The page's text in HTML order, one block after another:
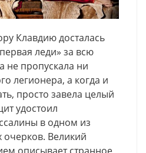
Клавдию досталась
леди» за всю
не пропускала ни
легионера, а когда и
просто завела целый
удостоил
в одном из
очерков. Великий